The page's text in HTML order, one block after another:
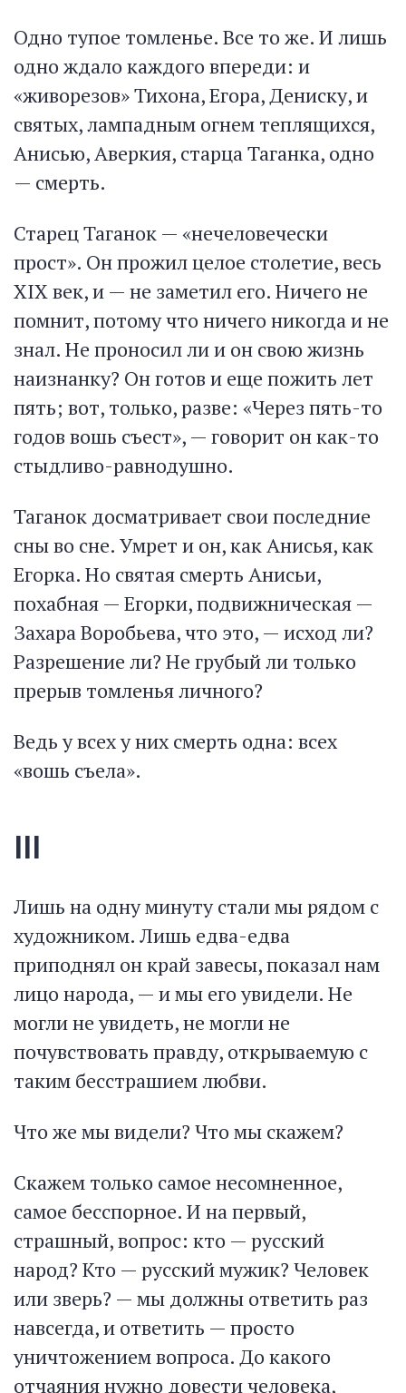
Одно тупое томленье. Все то же. И лишь
одно ждало каждого впереди: и
«живорезов» Тихона, Егора, Дениску, и
святых, лампадным огнем теплящихся,
Анисью, Аверкия, старца Таганка, одно
— смерть.
Старец Таганок — «нечеловечески
прост». Он прожил целое столетие, весь
XIX век, и — не заметил его. Ничего не
помнит, потому что ничего никогда и не
знал. Не проносил ли и он свою жизнь
наизнанку? Он готов и еще пожить лет
пять; вот, только, разве: «Через пять-то
годов вошь съест», — говорит он как-то
стыдливо-равнодушно.
Таганок досматривает свои последние
сны во сне. Умрет и он, как Анисья, как
Егорка. Но святая смерть Анисьи,
похабная — Егорки, подвижническая —
Захара Воробьева, что это, — исход ли?
Разрешение ли? Не грубый ли только
прерыв томленья личного?
Ведь у всех у них смерть одна: всех
«вошь съела».
III
Лишь на одну минуту стали мы рядом с
художником. Лишь едва-едва
приподнял он край завесы, показал нам
лицо народа, — и мы его увидели. Не
могли не увидеть, не могли не
почувствовать правду, открываемую с
таким бесстрашием любви.
Что же мы видели? Что мы скажем?
Скажем только самое несомненное,
самое бесспорное. И на первый,
страшный, вопрос: кто — русский
народ? Кто — русский мужик? Человек
или зверь? — мы должны ответить раз
навсегда, и ответить — просто
уничтожением вопроса. До какого
отчаяния нужно довести человека,